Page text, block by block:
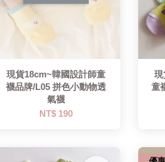
現貨18cm~韓國設計師童
襪品牌/L05 拼色小動物透
氣襪
NT$ 190
現
童